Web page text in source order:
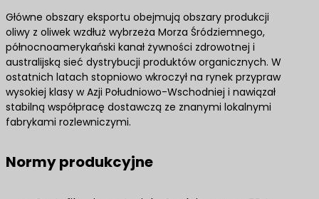
Główne obszary eksportu obejmują obszary produkcji
oliwy z oliwek wzdłuż wybrzeża Morza Śródziemnego,
północnoamerykański kanał żywności zdrowotnej i
australijską sieć dystrybucji produktów organicznych. W
ostatnich latach stopniowo wkroczył na rynek przypraw
wysokiej klasy w Azji Południowo-Wschodniej i nawiązał
stabilną współpracę dostawczą ze znanymi lokalnymi
fabrykami rozlewniczymi.
Normy produkcyjne